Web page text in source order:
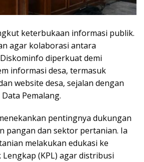
keterbukaan informasi publik.
agar kolaborasi antara
diperkuat demi
informasi desa, termasuk
website desa, sejalan dengan
Pemalang.
pentingnya dukungan
pangan dan sektor pertanian. Ia
melakukan edukasi ke
(KPL) agar distribusi